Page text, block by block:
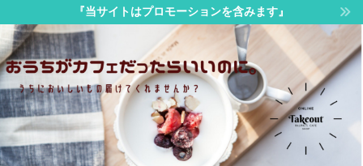
『当サイトはプロモーションを含みます』